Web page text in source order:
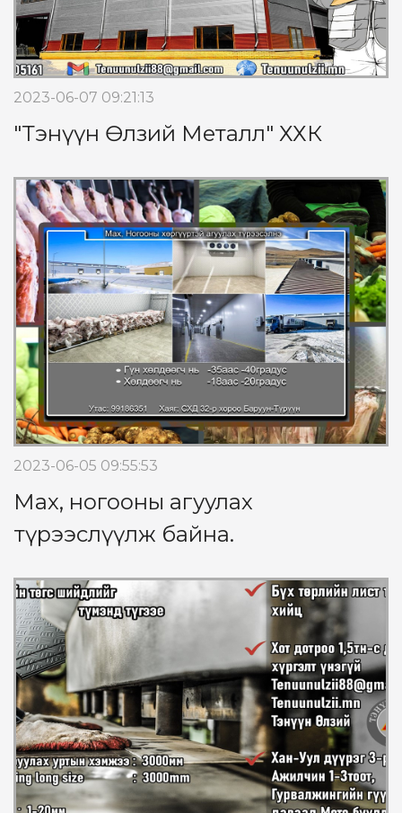
2023-06-07 09:21:13
"Тэнүүн Өлзий Металл" ХХК
2023-06-05 09:55:53
Мах, ногооны агуулах
түрээслүүлж байна.